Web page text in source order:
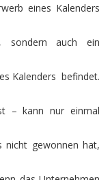
eines Kalenders
sondern auch ein
Kalenders befindet.
– kann nur einmal
nicht gewonnen hat,